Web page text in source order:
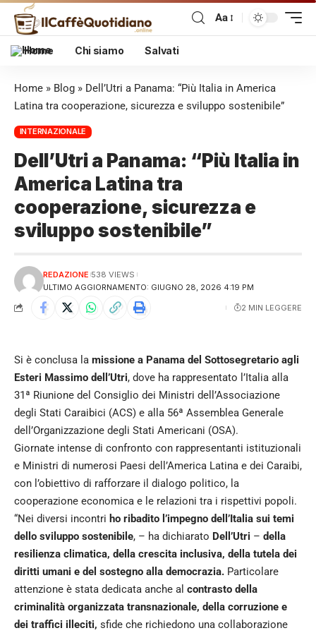
Aa
Home Chi siamo Salvati
Home » Blog » Dell’Utri a Panama: “Più Italia in America
Latina tra cooperazione, sicurezza e sviluppo sostenibile”
INTERNAZIONALE
Dell’Utri a Panama: “Più Italia in
America Latina tra
cooperazione, sicurezza e
sviluppo sostenibile”
ULTIMO AGGIORNAMENTO: GIUGNO 28, 2026 4:19 PM
REDAZIONE 538 VIEWS
2 MIN LEGGERE
Si è conclusa la missione a Panama del Sottosegretario agli
Esteri Massimo dell’Utri, dove ha rappresentato l’Italia alla
31ª Riunione del Consiglio dei Ministri dell’Associazione
degli Stati Caraibici (ACS) e alla 56ª Assemblea Generale
dell’Organizzazione degli Stati Americani (OSA).
Giornate intense di confronto con rappresentanti istituzionali
e Ministri di numerosi Paesi dell’America Latina e dei Caraibi,
con l’obiettivo di rafforzare il dialogo politico, la
cooperazione economica e le relazioni tra i rispettivi popoli.
“Nei diversi incontri ho ribadito l’impegno dell’Italia sui temi
dello sviluppo sostenibile, – ha dichiarato Dell’Utri – della
resilienza climatica, della crescita inclusiva, della tutela dei
diritti umani e del sostegno alla democrazia. Particolare
attenzione è stata dedicata anche al contrasto della
criminalità organizzata transnazionale, della corruzione e
dei traffici illeciti, sfide che richiedono una collaborazione